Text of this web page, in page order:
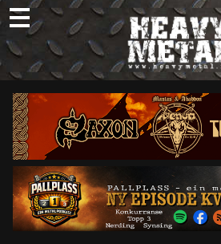
Skip
to
content
Nyheter
Omtaler
Intervjuer
Om oss
Abonner
Søk